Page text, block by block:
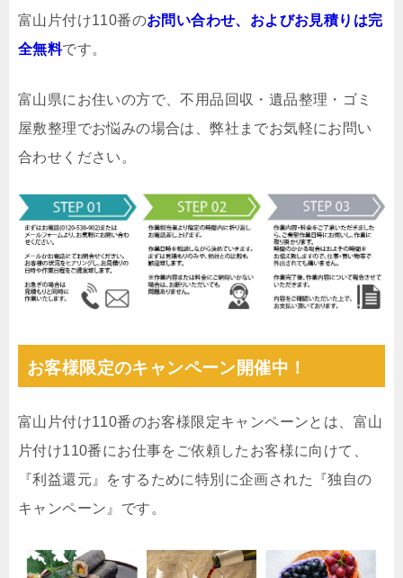
富山片付け110番のお問い合わせ、およびお見積りは完
全無料です。
富山県にお住いの方で、不用品回収・遺品整理・ゴミ
屋敷整理でお悩みの場合は、弊社までお気軽にお問い
合わせください。
お客様限定のキャンペーン開催中！
富山片付け110番のお客様限定キャンペーンとは、富山
片付け110番にお仕事をご依頼したお客様に向けて、
『利益還元』をするために特別に企画された『独自の
キャンペーン』です。